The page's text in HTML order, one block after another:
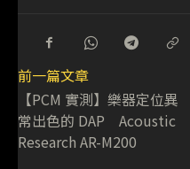
前一篇文章
【PCM 實測】樂器定位異
常出色的 DAP Acoustic
Research AR-M200